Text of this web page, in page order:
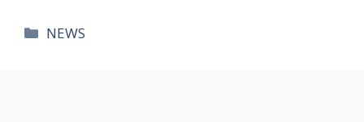
카
NEWS